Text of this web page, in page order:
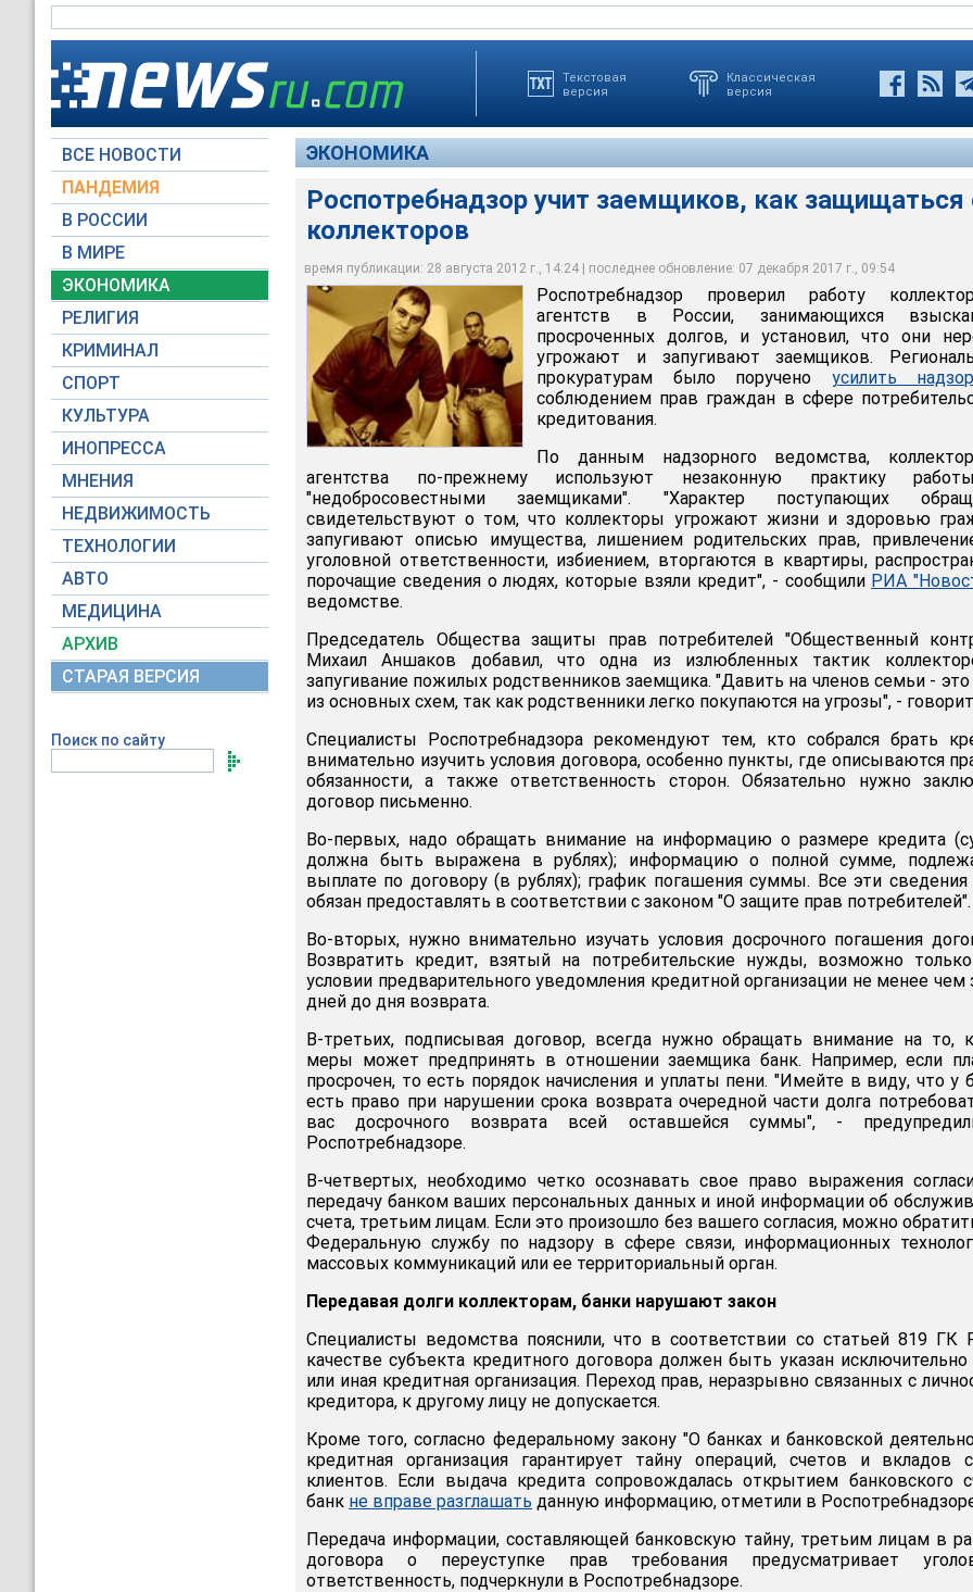
Текстовая
версия
Классическая
версия
ВСЕ НОВОСТИ
ПАНДЕМИЯ
В РОССИИ
В МИРЕ
ЭКОНОМИКА
РЕЛИГИЯ
КРИМИНАЛ
СПОРТ
КУЛЬТУРА
ИНОПРЕССА
МНЕНИЯ
НЕДВИЖИМОСТЬ
ТЕХНОЛОГИИ
АВТО
МЕДИЦИНА
АРХИВ
СТАРАЯ ВЕРСИЯ
Поиск по сайту
ЭКОНОМИКА
Роспотребнадзор учит заемщиков, как защищаться
коллекторов
время публикации: 28 августа 2012 г., 14:24 | последнее обновление: 07 декабря 2017 г., 09:54
Роспотребнадзор проверил работу коллекторских агентств в России, занимающихся
взысканием просроченных долгов, и установил, что они нередко угрожают и
запугивают заемщиков
tomsk.ru
Роспотребнадзор проверил работу
агентств в России, занимающихся
просроченных долгов, и установил, что они
угрожают и запугивают заемщиков.
прокуратурам было поручено усилить надзор
соблюдением прав граждан в сфере
кредитования.
По данным надзорного ведомства,
агентства по-прежнему используют незаконную практику
"недобросовестными заемщиками". "Характер поступающих
свидетельствуют о том, что коллекторы угрожают жизни и здоровью
запугивают описью имущества, лишением родительских прав,
уголовной ответственности, избиением, вторгаются в квартиры,
порочащие сведения о людях, которые взяли кредит", - сообщили РИА
ведомстве.
Председатель Общества защиты прав потребителей "Общественный
Михаил Аншаков добавил, что одна из излюбленных тактик
запугивание пожилых родственников заемщика. "Давить на членов семьи - это
из основных схем, так как родственники легко покупаются на угрозы", -
Специалисты Роспотребнадзора рекомендуют тем, кто собрался брать
внимательно изучить условия договора, особенно пункты, где описываются
обязанности, а также ответственность сторон. Обязательно нужно
договор письменно.
Во-первых, надо обращать внимание на информацию о размере кредита
должна быть выражена в рублях); информацию о полной сумме,
выплате по договору (в рублях); график погашения суммы. Все эти сведения
обязан предоставлять в соответствии с законом "О защите прав потребителей".
Во-вторых, нужно внимательно изучать условия досрочного погашения
Возвратить кредит, взятый на потребительские нужды, возможно
условии предварительного уведомления кредитной организации не менее чем
дней до дня возврата.
В-третьих, подписывая договор, всегда нужно обращать внимание на то,
меры может предпринять в отношении заемщика банк. Например, если
просрочен, то есть порядок начисления и уплаты пени. "Имейте в виду, что у
есть право при нарушении срока возврата очередной части долга
вас досрочного возврата всей оставшейся суммы", -
Роспотребнадзоре.
В-четвертых, необходимо четко осознавать свое право выражения
передачу банком ваших персональных данных и иной информации об
счета, третьим лицам. Если это произошло без вашего согласия, можно
Федеральную службу по надзору в сфере связи, информационных
массовых коммуникаций или ее территориальный орган.
Передавая долги коллекторам, банки нарушают закон
Специалисты ведомства пояснили, что в соответствии со статьей 819
качестве субъекта кредитного договора должен быть указан исключительно
или иная кредитная организация. Переход прав, неразрывно связанных с
кредитора, к другому лицу не допускается.
Кроме того, согласно федеральному закону "О банках и банковской
кредитная организация гарантирует тайну операций, счетов и вкладов
клиентов. Если выдача кредита сопровождалась открытием банковского
банк не вправе разглашать данную информацию, отметили в
Передача информации, составляющей банковскую тайну, третьим лицам в
договора о переуступке прав требования предусматривает
ответственность, подчеркнули в Роспотребнадзоре.